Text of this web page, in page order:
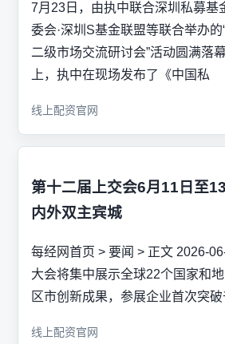
7月23日，由执中联合深圳私募基
委会·深圳S基金联盟等联合举办
二级市场交流研讨会”活动圆满落
上，执中在现场发布了《中国私
线上配资官网
第十二届上交会6月11日至
内外双主宾城
每经网首页 > 要闻 > 正文 2026-
大会将集中展示全球22个国家和
区市创新成果，参展企业首次突
线上配资官网